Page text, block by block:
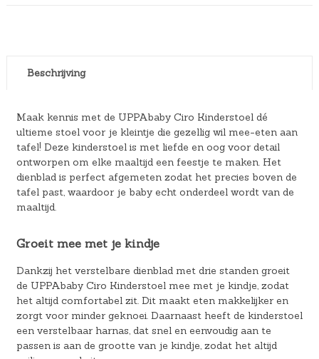
Beschrijving
Maak kennis met de UPPAbaby Ciro Kinderstoel dé
ultieme stoel voor je kleintje die gezellig wil mee-eten aan
tafel! Deze kinderstoel is met liefde en oog voor detail
ontworpen om elke maaltijd een feestje te maken. Het
dienblad is perfect afgemeten zodat het precies boven de
tafel past, waardoor je baby echt onderdeel wordt van de
maaltijd.
Groeit mee met je kindje
Dankzij het verstelbare dienblad met drie standen groeit
de UPPAbaby Ciro Kinderstoel mee met je kindje, zodat
het altijd comfortabel zit. Dit maakt eten makkelijker en
zorgt voor minder geknoei. Daarnaast heeft de kinderstoel
een verstelbaar harnas, dat snel en eenvoudig aan te
passen is aan de grootte van je kindje, zodat het altijd